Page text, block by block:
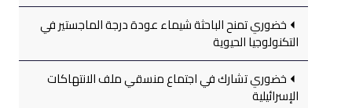
خضوري تمنح الباحثة شيماء عودة درجة الماجستير في
التكنولوجيا الحيوية
خضوري تشارك في اجتماع منسقي ملف الانتهاكات
الإسرائيلية